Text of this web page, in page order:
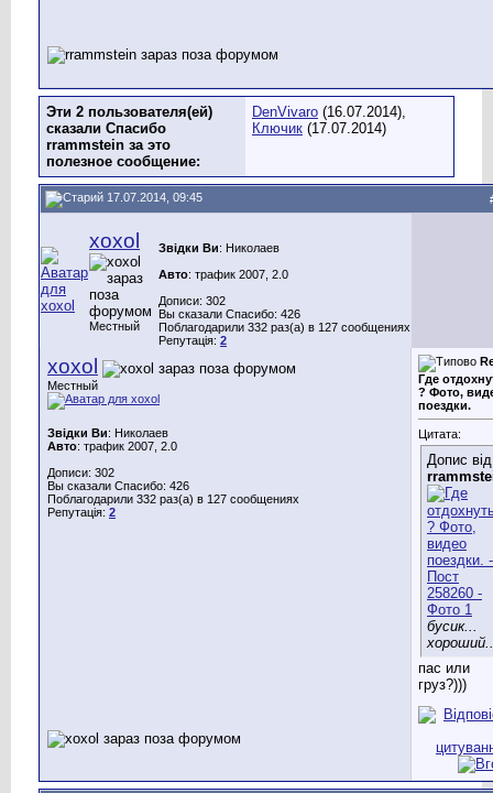
Эти 2 пользователя(ей)
сказали Спасибо
rrammstein за это
полезное сообщение:
DenVivaro (16.07.2014),
Ключик (17.07.2014)
17.07.2014, 09:45
хохоl
Местный
Звідки Ви: Николаев
Авто: трафик 2007, 2.0
Дописи: 302
Вы сказали Спасибо: 426
Поблагодарили 332 раз(а) в 127 сообщениях
Репутація: 2
хохоl
Местный
Звідки Ви: Николаев
Авто: трафик 2007, 2.0
Дописи: 302
Вы сказали Спасибо: 426
Поблагодарили 332 раз(а) в 127 сообщениях
Репутація: 2
Где
? Фото,
поездки.
Цитата:
Допис від
бусик...
пас или
груз?)))